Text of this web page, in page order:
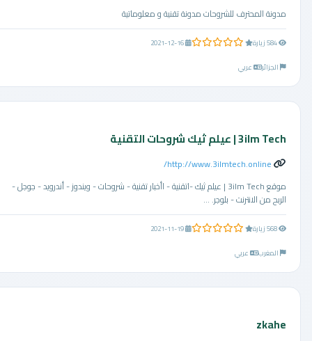
مدونة المحترف للشروحات مدونة تقنية و معلوماتية
0.0 من 5 نجوم
2021-12-16
الجزائر
عربي
3ilm Tech | عيلم ثيك شروحات التقنية
http://www.3ilmtech.online/
موقع 3ilm Tech | عيلم ثيك -اتقنية - اأخبار تقنية - شروحات - ويندوز - أندرويد - جوجل -
الربح من الانترنت - بلوجر. ...
0.0 من 5 نجوم
2021-11-19
المغرب
عربي
zkahe